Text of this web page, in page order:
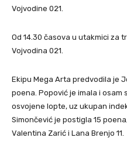
Vojvodine 021.
Od 14.30 časova u utakmici za
Vojvodina 021.
Ekipu Mega Arta predvodila je
poena. Popović je imala i
osvojene lopte, uz ukupan
Simončević je postigla 15
Valentina Zarić i Lana Brenjo 11.